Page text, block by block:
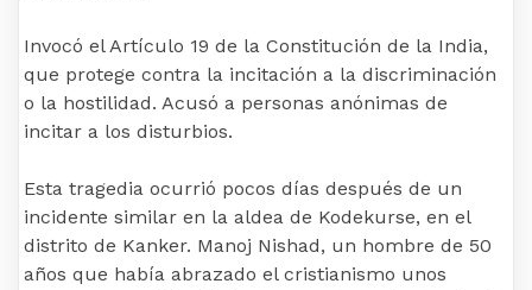
Invocó el Artículo 19 de la Constitución de la India,
que protege contra la incitación a la discriminación
o la hostilidad. Acusó a personas anónimas de
incitar a los disturbios.
Esta tragedia ocurrió pocos días después de un
incidente similar en la aldea de Kodekurse, en el
distrito de Kanker. Manoj Nishad, un hombre de 50
años que había abrazado el cristianismo unos